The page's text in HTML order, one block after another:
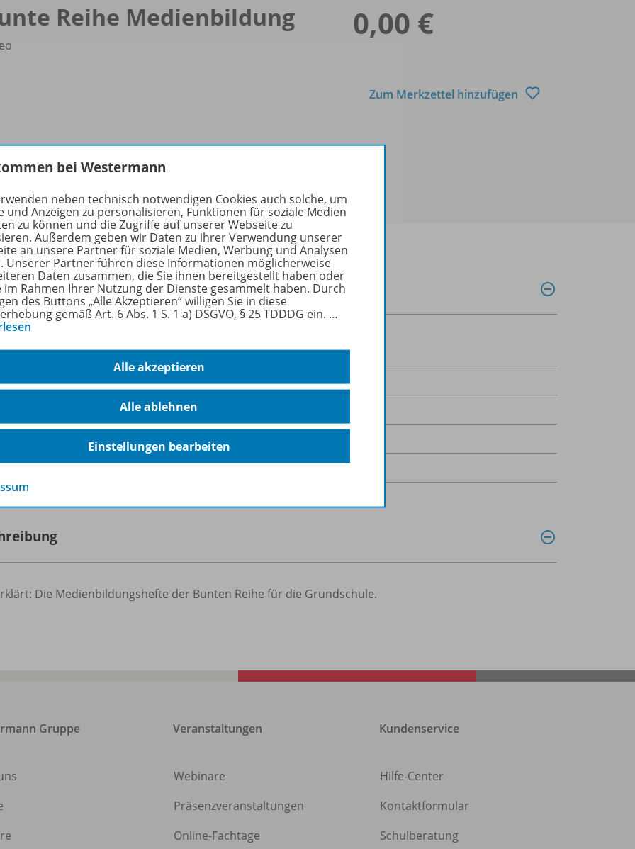
Reihe Medienbildung 0,00 €
Zum Merkzettel hinzufügen
Alle Bundesländer
Grundschule
am
21.02.2024
Die Medienbildungshefte der Bunten Reihe für die Grundschule.
Gruppe Veranstaltungen
Webinare
Präsenzveranstaltungen
Online-Fachtage
Kundenservice
Hilfe-Center
Kontaktformular
Schulberatung
bei Westermann
neben technisch notwendigen Cookies auch solche, um
und Anzeigen zu personalisieren, Funktionen für soziale Medien
zu können und die Zugriffe auf unserer Webseite zu
Außerdem geben wir Daten zu ihrer Verwendung unserer
an unsere Partner für soziale Medien, Werbung und Analysen
Unserer Partner führen diese Informationen möglicherweise
Daten zusammen, die Sie ihnen bereitgestellt haben oder
im Rahmen Ihrer Nutzung der Dienste gesammelt haben. Durch
des Buttons „Alle Akzeptieren“ willigen Sie in diese
gemäß Art. 6 Abs. 1 S. 1 a) DSGVO, § 25 TDDDG ein. …
Alle akzeptieren
Alle ablehnen
Einstellungen bearbeiten